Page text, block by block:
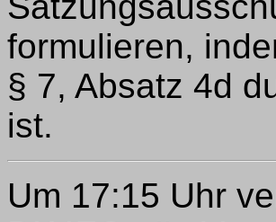
formulieren,
§ 7, Absatz 4d
ist.
Um 17:15 Uhr